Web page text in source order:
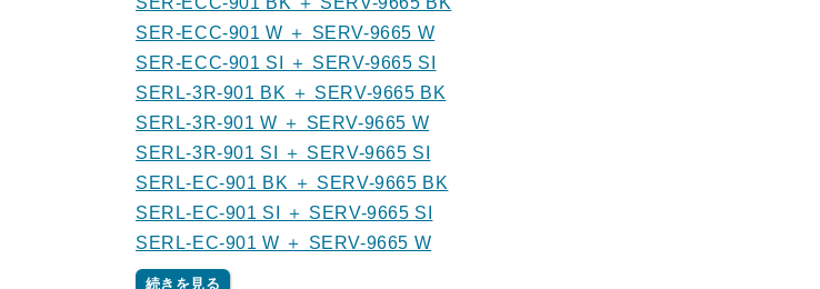
SER-ECC-901 W ＋ SERV-9665 W
SER-ECC-901 SI ＋ SERV-9665 SI
SERL-3R-901 BK ＋ SERV-9665 BK
SERL-3R-901 W ＋ SERV-9665 W
SERL-3R-901 SI ＋ SERV-9665 SI
SERL-EC-901 BK ＋ SERV-9665 BK
SERL-EC-901 SI ＋ SERV-9665 SI
SERL-EC-901 W ＋ SERV-9665 W
続きを見る